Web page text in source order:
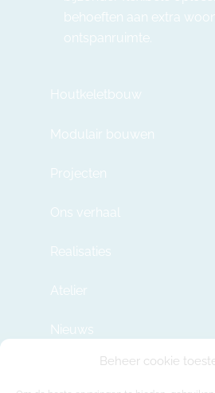
Beheer cookie
behoeften aan extra
ontspanruimte.
Houtkeletbouw
Modulair bouwen
Projecten
Ons verhaal
Realisaties
Atelier
Nieuws